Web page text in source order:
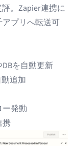
。Zapier連携に
プリへ転送可
を自動更新
追加
発動
携